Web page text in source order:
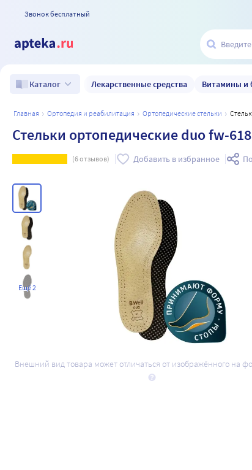
Звонок бесплатный
Каталог Лекарственные средства Витамины и
главная ортопедия и реабилитация ортопедические стельки
Стельки ортопедические duo fw-
(6отзывов) Добавить в избранное
Ещё 2
Внешний вид товара может отличаться от изображённого на